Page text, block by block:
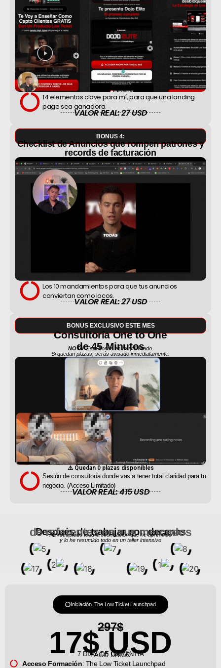
14 elementos clave para mí, para que una landing
page sea ganadora.
VALOR REAL: 27 USD
BONUS 4:
Checklist de Anuncios que rompen patrones y
records de facturación
Los 10 mandamientos para que tus anuncios
conviertan como locos.
VALOR REAL: 27 USD
BONUS EXCLUSIVO ESTE MES
Consultoría One to One
de 45 Minutos
NOTA: Este bonus es muy limitado.
Si quedan plazas, serás avisado inmediatamente.
⚠️ Quedan 0 plazas disponibles
Sesión de consultoría donde vas a tener total claridad para tu
negocio. (Acceso Limitado)
VALOR REAL: 415 USD
Después de trabajar con decenas
de referentes en sus mercados
He recopilado toda la información que he aprendido
y lo he resumido todo en un taller intensivo
Iniciación: The Low Ticket Launchpad
297$
17$ USD
PAGO ÚNICO
7 DÍAS DE GARANTÍA
Acceso Formación: The Low Ticket Launchpad